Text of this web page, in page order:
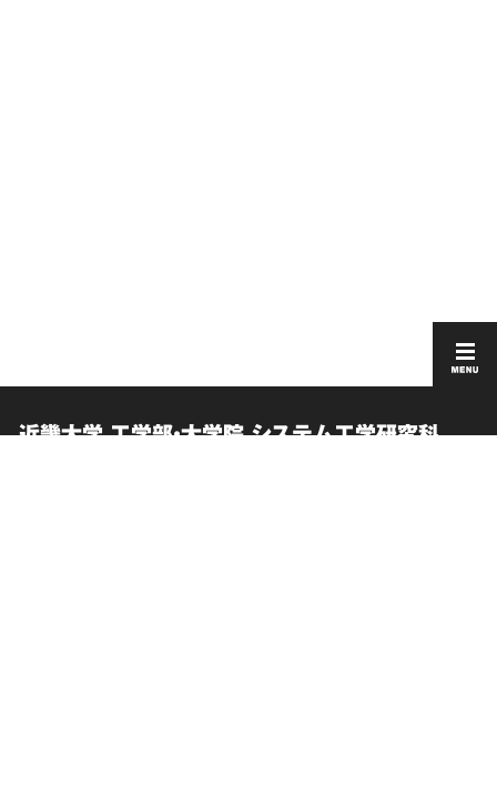
近畿大学 工学部・大学院 システム工学研究科